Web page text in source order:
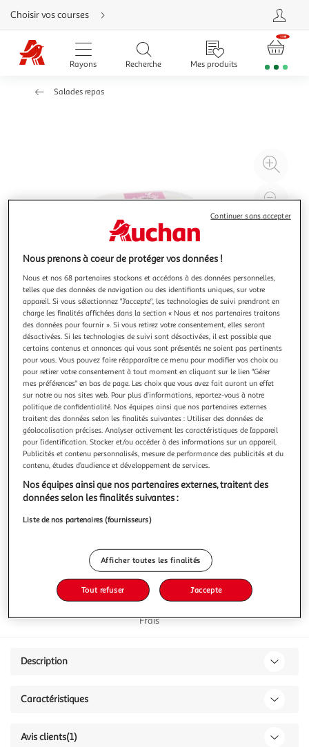
Aller
directement
au
contenu
Aller
directement
Aller
Choisir vos courses
Rayons Recherche Mes produits
Salades repas
à
5.0 (1)
MIX
Salade de pâtes jambon oeuf crudités sauce
balsamique
Mix vous a préparé la salade classique par excellence :
jambon et œuf pour une dégustation réconfortante à
chaque bouchée et plus de gourmandise et de plaisir lors
de vos pauses.
En savoir +
250g
Frais
Description
Caractéristiques
Avis clients(1)
Nous prenons à coeur de protéger vos données !
Nous et nos 68 partenaires stockons et accédons à des données personnelles,
telles que des données de navigation ou des identifiants uniques, sur votre
appareil. Si vous sélectionnez "J'accepte", les technologies de suivi prendront en
charge les finalités affichées dans la section « Nous et nos partenaires traitons
des données pour fournir ». Si vous retirez votre consentement, elles seront
désactivées. Si les technologies de suivi sont désactivées, il est possible que
certains contenus et annonces qui vous sont présentés ne soient pas pertinents
pour vous. Vous pouvez faire réapparaître ce menu pour modifier vos choix ou
pour retirer votre consentement à tout moment en cliquant sur le lien "Gérer
mes préférences" en bas de page. Les choix que vous avez fait auront un effet
sur notre ou nos sites web. Pour plus d’informations, reportez-vous à notre
politique de confidentialité. Nos équipes ainsi que nos partenaires externes
traitent des données selon les finalités suivantes : Utiliser des données de
géolocalisation précises. Analyser activement les caractéristiques de l’appareil
pour l’identification. Stocker et/ou accéder à des informations sur un appareil.
Publicités et contenu personnalisés, mesure de performance des publicités et du
contenu, études d’audience et développement de services.
Nos équipes ainsi que nos partenaires externes, traitent des
données selon les finalités suivantes :
Liste de nos partenaires (fournisseurs)
Afficher toutes les finalités
Tout refuser J'accepte
Continuer sans accepter